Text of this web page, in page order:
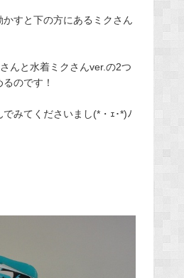
すと下の方にあるミクさん
んと水着ミクさんver.の2つ
のです！
みてくださいまし(*・ｪ･*)ﾉ